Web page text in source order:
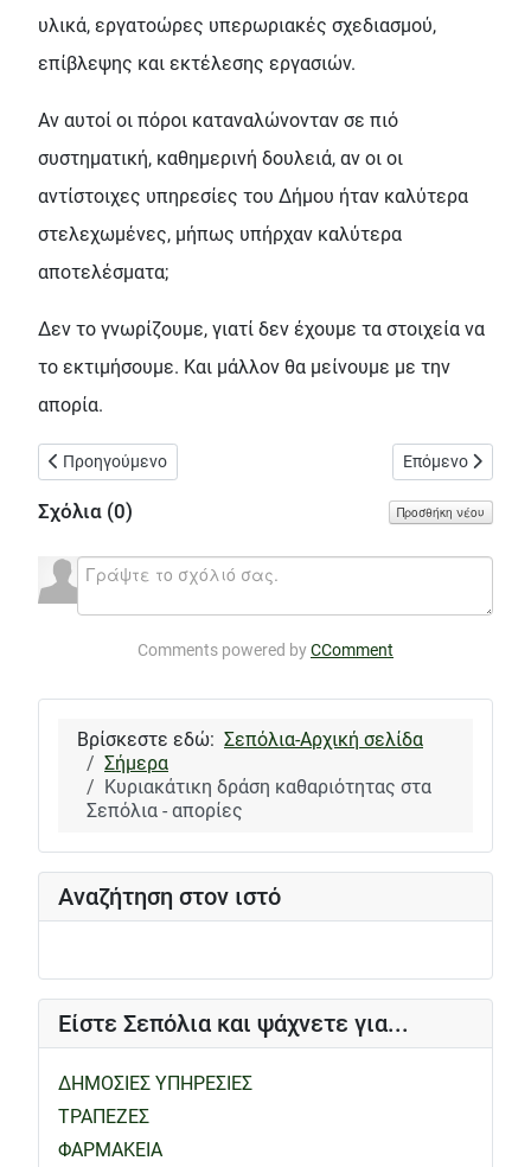
Αναζήτηση στον ιστό
Είστε Σεπόλια και ψάχνετε για...
ΔΗΜΟΣΙΕΣ ΥΠΗΡΕΣΙΕΣ
ΤΡΑΠΕΖΕΣ
ΦΑΡΜΑΚΕΙΑ
υλικά, εργατοώρες υπερωριακές σχεδιασμού,
επίβλεψης και εκτέλεσης εργασιών.
Αν αυτοί οι πόροι καταναλώνονταν σε πιό
συστηματική, καθημερινή δουλειά, αν οι οι
αντίστοιχες υπηρεσίες του Δήμου ήταν καλύτερα
στελεχωμένες, μήπως υπήρχαν καλύτερα
αποτελέσματα;
Δεν το γνωρίζουμε, γιατί δεν έχουμε τα στοιχεία να
το εκτιμήσουμε. Και μάλλον θα μείνουμε με την
απορία.
Προηγούμενο άρθρο: Η προεκλογική εκδήλωση του ΣΥΡΙΖΑ
Προηγούμενο Επόμενο άρθρο:
Επόμενο
Σχόλια (0) Προσθήκη νέου
Comments powered byCComment
Βρίσκεστε εδώ: Σεπόλια-Αρχική σελίδα
Σήμερα
Κυριακάτικη δράση καθαριότητας στα
Σεπόλια - απορίες